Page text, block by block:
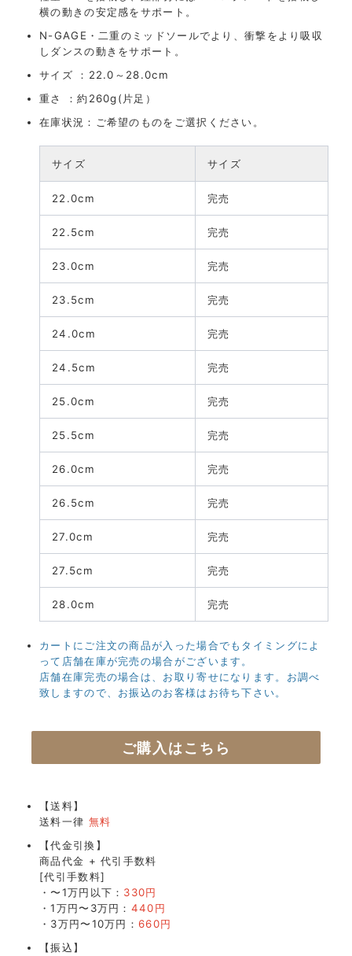
横の動きの安定感をサポート。
N-GAGE・二重のミッドソールでより、衝撃をより吸収
しダンスの動きをサポート。
サイズ ：22.0～28.0cm
重さ ：約260g(片足）
在庫状況：ご希望のものをご選択ください。
サイズ サイズ
22.0cm 完売
22.5cm 完売
23.0cm 完売
23.5cm 完売
24.0cm 完売
24.5cm 完売
25.0cm 完売
25.5cm 完売
26.0cm 完売
26.5cm 完売
27.0cm 完売
27.5cm 完売
28.0cm 完売
カートにご注文の商品が入った場合でもタイミングによ
って店舗在庫が完売の場合がございます。
店舗在庫完売の場合は、お取り寄せになります。お調べ
致しますので、お振込のお客様はお待ち下さい。
ご購入はこちら
【送料】
送料一律 無料
【代金引換】
商品代金 + 代引手数料
[代引手数料]
・〜1万円以下： 330円
・1万円〜3万円： 440円
・3万円〜10万円： 660円
【振込】